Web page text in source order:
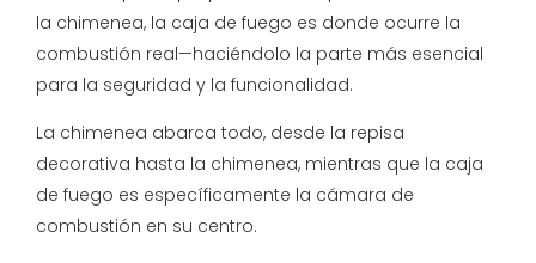
la chimenea, la caja de fuego es donde ocurre la
combustión real—haciéndolo la parte más esencial
para la seguridad y la funcionalidad.
La chimenea abarca todo, desde la repisa
decorativa hasta la chimenea, mientras que la caja
de fuego es específicamente la cámara de
combustión en su centro.